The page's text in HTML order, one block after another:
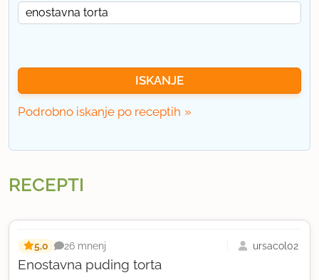
Podrobno iskanje po receptih
RECEPTI
Enostavna puding torta
5,0 26 mnenj ursacol02